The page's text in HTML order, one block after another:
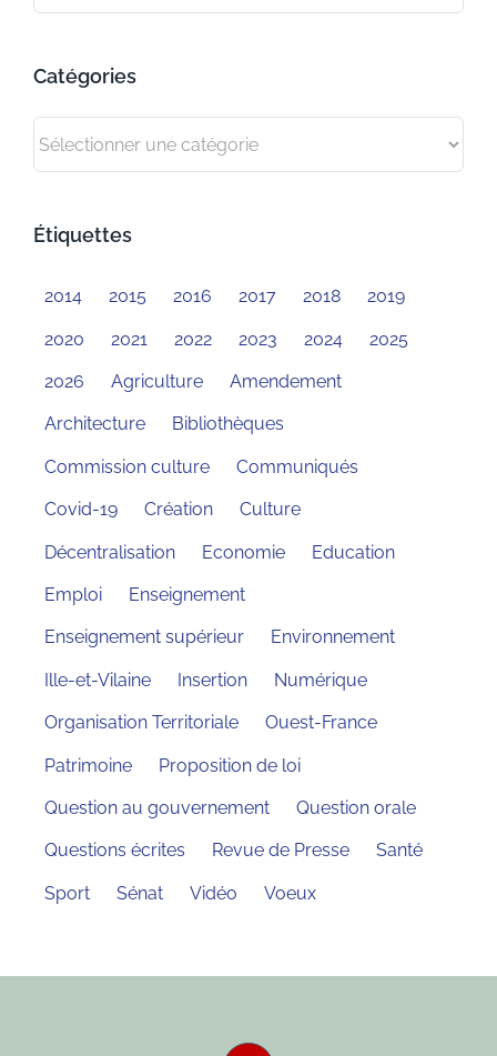
Catégories
Étiquettes
2014 2015 2016 2017 2018 2019
2020 2021 2022 2023 2024 2025
2026 Agriculture Amendement
Architecture Bibliothèques
Commission culture Communiqués
Covid-19 Création Culture
Décentralisation Economie Education
Emploi Enseignement
Enseignement supérieur Environnement
Ille-et-Vilaine Insertion Numérique
Organisation Territoriale Ouest-France
Patrimoine Proposition de loi
Question au gouvernement Question orale
Questions écrites Revue de Presse Santé
Sport Sénat Vidéo Voeux